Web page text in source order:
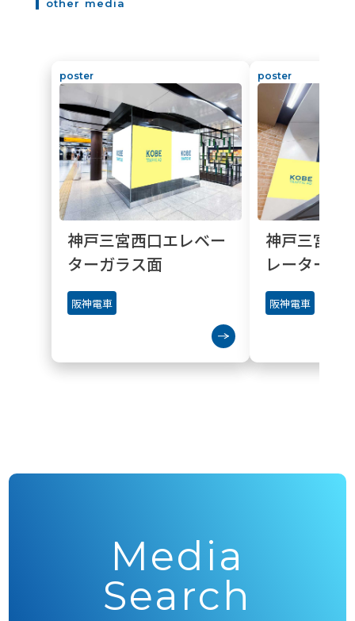
other media
poster
神戸三宮西口エレベー
ターガラス面
阪神電車
poster
神戸三宮駅
レーター横
阪神電車
Media
Search